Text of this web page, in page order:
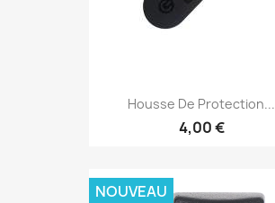
Housse De Protection...
4,00 €
NOUVEAU